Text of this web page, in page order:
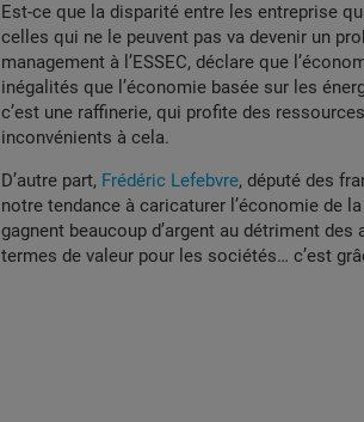
Est-ce que la disparité entre les entreprise
celles qui ne le peuvent pas va devenir un
management à l’ESSEC, déclare que
inégalités que l’économie basée sur les
c’est une raffinerie, qui profite des
inconvénients à cela.
D’autre part, Frédéric Lefebvre, député des
notre tendance à caricaturer l’économie de
gagnent beaucoup d’argent au détriment
termes de valeur pour les sociétés… c’est